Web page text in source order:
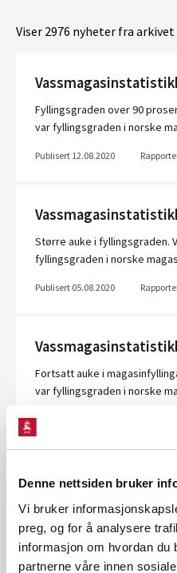
Denne nettsiden bruker
Vi bruker
preg, og for å analysere
informasjon om hvordan du
partnerne våre innen
Viser 2976 nyheter fra arkivet
Fyllingsgraden over 90
var fyllingsgraden i norske
Publisert 12.08.2020
Større auke i fyllingsgraden.
fyllingsgraden i norske
Publisert 05.08.2020
Fortsatt auke i
var fyllingsgraden i norske
Publisert 28.07.2020
Større auke i
fyllingsgraden i norske
Publisert 21.07.2020